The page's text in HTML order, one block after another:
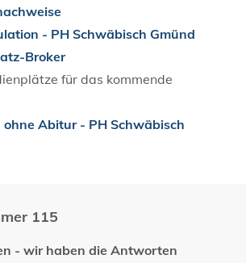
- PH Schwäbisch Gmünd
Broker
für das kommende
ohne Abitur - PH Schwäbisch
115
- wir haben die Antworten